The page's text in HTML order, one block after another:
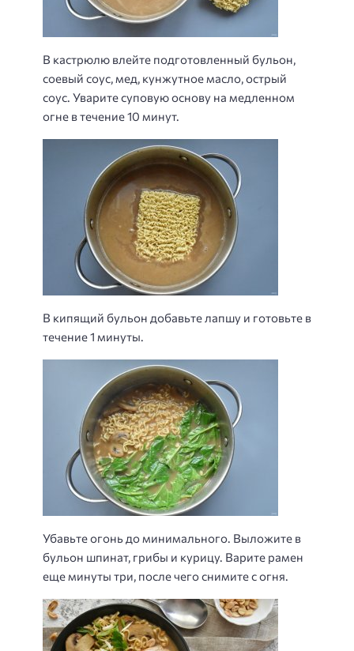
В кастрюлю влейте подготовленный бульон,
соевый соус, мед, кунжутное масло, острый
соус. Уварите суповую основу на медленном
огне в течение 10 минут.
В кипящий бульон добавьте лапшу и готовьте в
течение 1 минуты.
Убавьте огонь до минимального. Выложите в
бульон шпинат, грибы и курицу. Варите рамен
еще минуты три, после чего снимите с огня.